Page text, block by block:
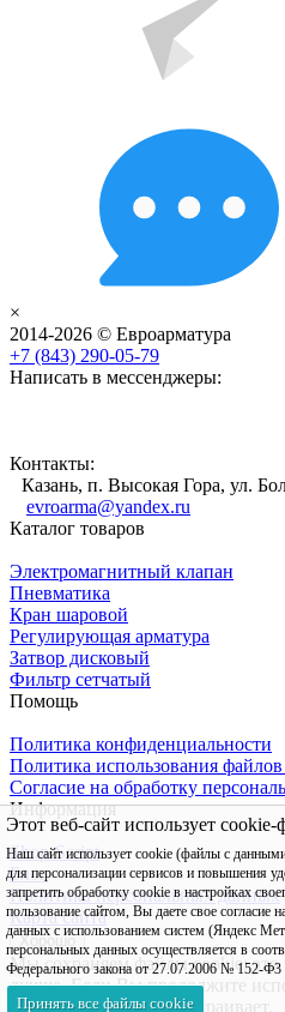
×
Этот веб-сайт использует
Наш сайт использует cookie (файлы с
для персонализации сервисов и повышения
запретить обработку cookie в настройках
пользование сайтом, Вы даете свое согласие
данных с использованием систем (Яндекс
персональных данных осуществляется в
Федерального закона от 27.07.2006 № 152-
Принять все файлы cookie
2014-2026 © Евроарматура
+7 (843) 290-05-79
Написать в мессенджеры:
Контакты:
Казань, п. Высокая Гора, ул.
evroarma@yandex.ru
Каталог товаров
Электромагнитный клапан
Пневматика
Кран шаровой
Регулирующая арматура
Затвор дисковый
Фильтр сетчатый
Помощь
Политика конфиденциальности
Политика использования
Согласие на обработку
Информация
Shop-Script
Блог
Политика персональных данных
Карта сайта
Хорошо
Мы сохраняем файлы cookie: это
лучше. Если Вы продолжите
считать, что Вас это устраивает.